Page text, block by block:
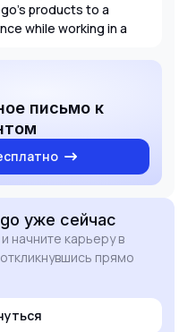
products to a
while working in a
because of your
I am excited about
such a forward-
to the possibility
with your team's
письмо к
уже сейчас
начните карьеру в
прямо